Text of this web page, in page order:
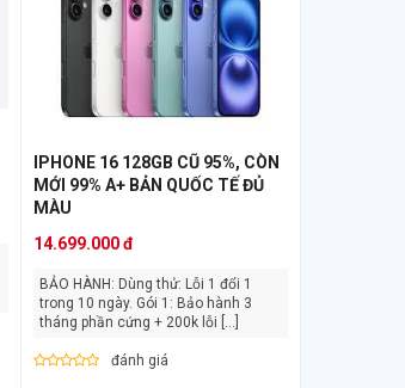
IPHONE 16 128GB CŨ 95%, CÒN
MỚI 99% A+ BẢN QUỐC TẾ ĐỦ
MÀU
14.699.000 đ
BẢO HÀNH: Dùng thử: Lỗi 1 đổi 1
trong 10 ngày. Gói 1: Bảo hành 3
tháng phần cứng + 200k lỗi [...]
đánh giá